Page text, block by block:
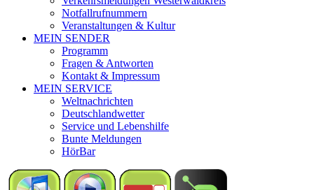
Notfallrufnummern
Veranstaltungen & Kultur
MEIN SENDER
Programm
Fragen & Antworten
Kontakt & Impressum
MEIN SERVICE
Weltnachrichten
Deutschlandwetter
Service und Lebenshilfe
Bunte Meldungen
HörBar